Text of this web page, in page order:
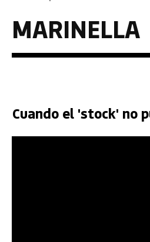
MARINELLA
Cuando el 'stock' no